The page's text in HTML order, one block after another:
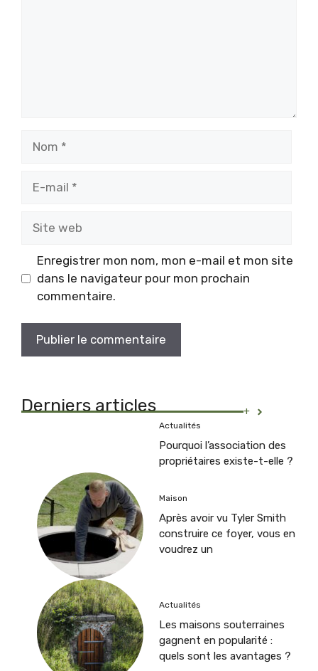
mail
web
Enregistrer mon nom, mon e-mail et mon site
dans le navigateur pour mon prochain
commentaire.
Derniers articles +
Actualités
Pourquoi l’association des
propriétaires existe-t-elle ?
Maison
Après avoir vu Tyler Smith
construire ce foyer, vous en
voudrez un
Actualités
Les maisons souterraines
gagnent en popularité :
quels sont les avantages ?